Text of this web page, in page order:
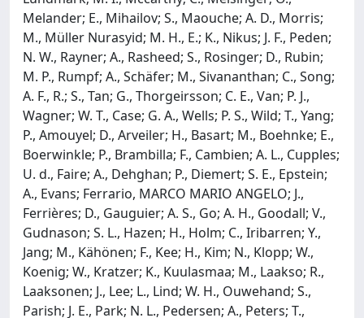
Melander; E., Mihailov; S., Maouche; A. D., Morris;
M., Müller Nurasyid; M. H., E.; K., Nikus; J. F., Peden;
N. W., Rayner; A., Rasheed; S., Rosinger; D., Rubin;
M. P., Rumpf; A., Schäfer; M., Sivananthan; C., Song;
A. F., R.; S., Tan; G., Thorgeirsson; C. E., Van; P. J.,
Wagner; W. T., Case; G. A., Wells; P. S., Wild; T., Yang;
P., Amouyel; D., Arveiler; H., Basart; M., Boehnke; E.,
Boerwinkle; P., Brambilla; F., Cambien; A. L., Cupples;
U. d., Faire; A., Dehghan; P., Diemert; S. E., Epstein;
A., Evans; Ferrario, MARCO MARIO ANGELO; J.,
Ferrières; D., Gauguier; A. S., Go; A. H., Goodall; V.,
Gudnason; S. L., Hazen; H., Holm; C., Iribarren; Y.,
Jang; M., Kähönen; F., Kee; H., Kim; N., Klopp; W.,
Koenig; W., Kratzer; K., Kuulasmaa; M., Laakso; R.,
Laaksonen; J., Lee; L., Lind; W. H., Ouwehand; S.,
Parish; J. E., Park; N. L., Pedersen; A., Peters; T.,